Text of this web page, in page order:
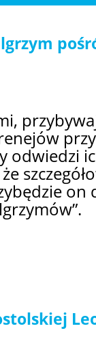
odwiedzi
on